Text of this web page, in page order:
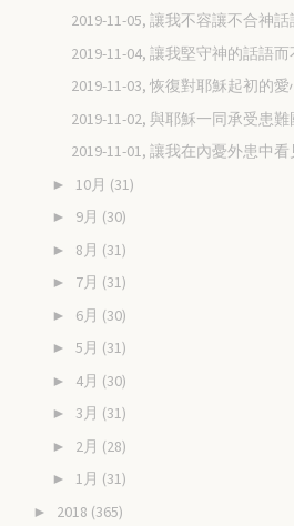
2019-11-05, 讓我不容讓不合神
2019-11-04, 讓我堅守神的話語
2019-11-03, 恢復對耶穌起初的
2019-11-02, 與耶穌一同承受患
2019-11-01, 讓我在內憂外患中
► 10月 (31)
► 9月 (30)
► 8月 (31)
► 7月 (31)
► 6月 (30)
► 5月 (31)
► 4月 (30)
► 3月 (31)
► 2月 (28)
► 1月 (31)
► 2018 (365)